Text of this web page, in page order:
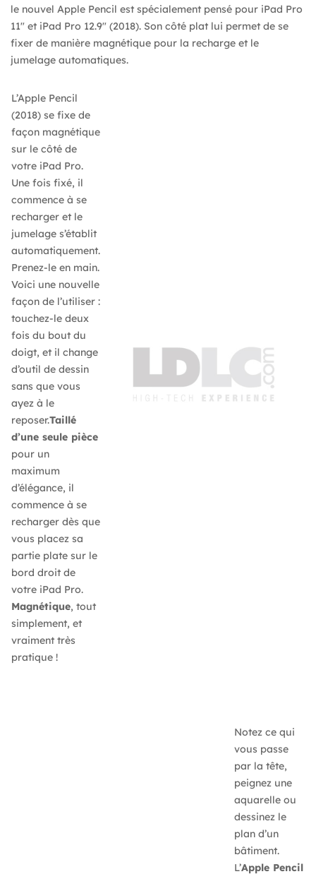
le nouvel Apple Pencil est spécialement pensé pour iPad Pro
11″ et iPad Pro 12.9″ (2018). Son côté plat lui permet de se
fixer de manière magnétique pour la recharge et le
jumelage automatiques.
L’Apple Pencil
(2018) se fixe de
façon magnétique
sur le côté de
votre iPad Pro.
Une fois fixé, il
commence à se
recharger et le
jumelage s’établit
automatiquement.
Prenez-le en main.
Voici une nouvelle
façon de l’utiliser :
touchez-le deux
fois du bout du
doigt, et il change
d’outil de dessin
sans que vous
ayez à le
reposer.Taillé
d’une seule pièce
pour un
maximum
d’élégance, il
commence à se
recharger dès que
vous placez sa
partie plate sur le
bord droit de
votre iPad Pro.
Magnétique, tout
simplement, et
vraiment très
pratique !
Notez ce qui
vous passe
par la tête,
peignez une
aquarelle ou
dessinez le
plan d’un
bâtiment.
L’Apple Pencil